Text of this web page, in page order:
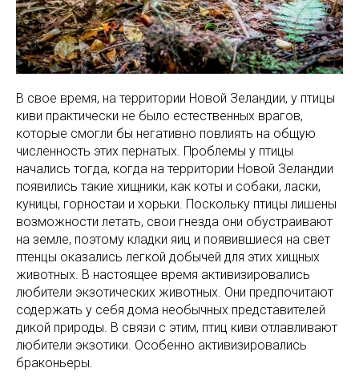
В свое время, на территории Новой Зеландии, у птицы
киви практически не было естественных врагов,
которые смогли бы негативно повлиять на общую
численность этих пернатых. Проблемы у птицы
начались тогда, когда на территории Новой Зеландии
появились такие хищники, как коты и собаки, ласки,
куницы, горностаи и хорьки. Поскольку птицы лишены
возможности летать, свои гнезда они обустраивают
на земле, поэтому кладки яиц и появившиеся на свет
птенцы оказались легкой добычей для этих хищных
животных. В настоящее время активизировались
любители экзотических животных. Они предпочитают
содержать у себя дома необычных представителей
дикой природы. В связи с этим, птиц киви отлавливают
любители экзотики. Особенно активизировались
браконьеры.